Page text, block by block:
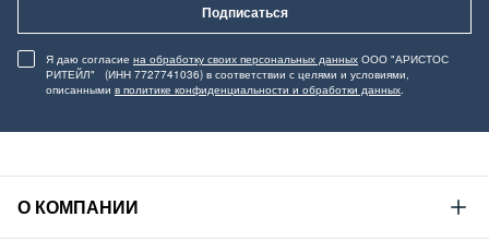
Подписаться
Я даю согласие на обработку своих персональных данных ООО "АРИСТОС
РИТЕЙЛ" (ИНН 7727741036) в соответствии с целями и условиями,
описанными в политике конфиденциальности и обработки данных
О КОМПАНИИ